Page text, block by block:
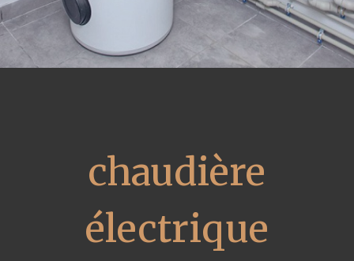
chaudière
électrique